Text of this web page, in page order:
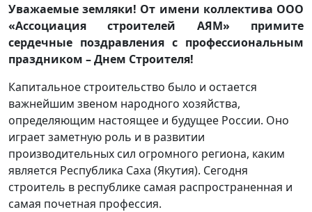
Уважаемые земляки! От имени коллектива ООО
«Ассоциация строителей АЯМ» примите
сердечные поздравления с профессиональным
праздником – Днем Строителя!
Капитальное строительство было и остается
важнейшим звеном народного хозяйства,
определяющим настоящее и будущее России. Оно
играет заметную роль и в развитии
производительных сил огромного региона, каким
является Республика Саха (Якутия). Сегодня
строитель в республике самая распространенная и
самая почетная профессия.